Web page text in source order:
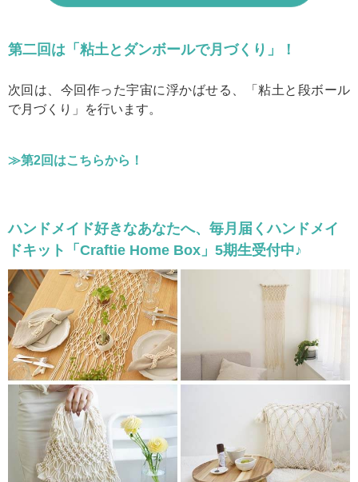
第二回は「粘土とダンボールで月づくり」！
次回は、今回作った宇宙に浮かばせる、「粘土と段ボール
で月づくり」を行います。
≫第2回はこちらから！
ハンドメイド好きなあなたへ、毎月届くハンドメイ
ドキット「Craftie Home Box」5期生受付中♪